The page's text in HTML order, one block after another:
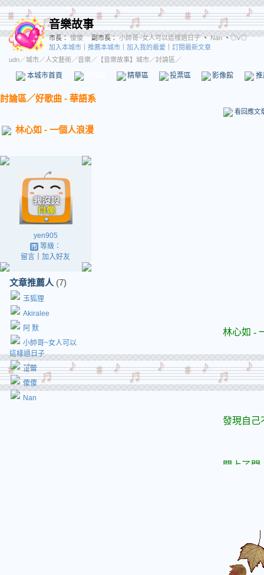
音樂故事
市長： 傻傻 副市長： 小帥哥~女人可以這樣過日子、 Nan、◎v◎
加入本城市
推薦本城市 加入我的最愛
訂閱最新文章
udn／城市／人文藝術／音樂／ 【音樂故事】城市／討論區／
本城市首頁 精華區 投票區 影像館
討論區／好歌曲 - 華語系
看回應文
林心如 - 一個人浪漫
yen905
等級：
留言 ｜加入好友
文章推薦人 (7)
玉狐狸
Akiralee
阿 默
小帥哥~女人可以
這樣過日子
芷蕾
傻傻
Nan